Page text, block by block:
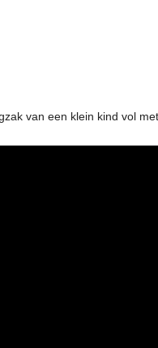
van een klein kind vol